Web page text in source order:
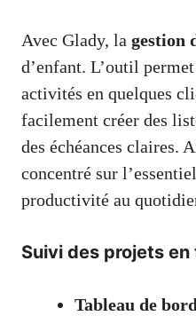
Avec Glady, la gestion
d’enfant. L’outil
activités en quelques
facilement créer des
des échéances claires.
concentré sur
productivité au
Suivi des projets
Tableau de bord